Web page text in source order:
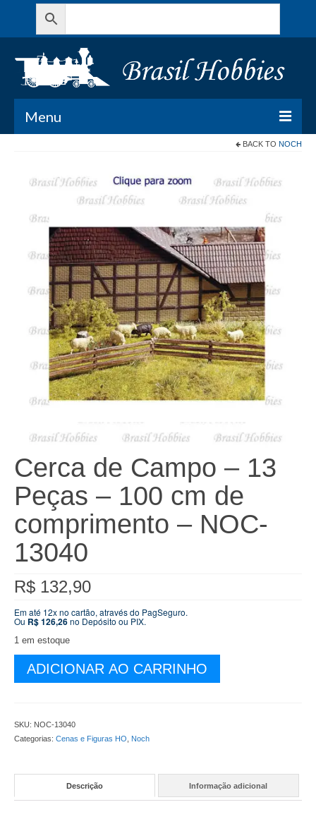
Menu
Meu Carrinho
Minha conta
Contato
BACK TO NOCH
Cerca de Campo – 13
Peças – 100 cm de
comprimento – NOC-
13040
R$ 132,90
Em até 12x no cartão, através do PagSeguro.
Ou R$126,26no Depósito ou PIX.
1 em estoque
Cerca
cm
comprimento
ADICIONAR AO CARRINHO
SKU: NOC-13040
Categorias: Cenas e Figuras HO Noch
Descrição Informação adicional